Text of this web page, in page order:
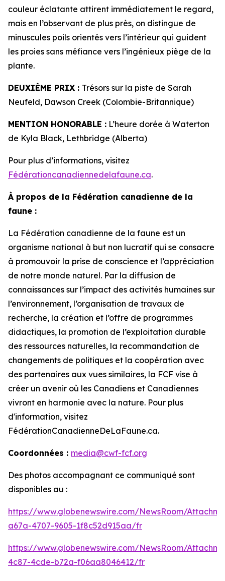
couleur éclatante attirent immédiatement le regard,
mais en l’observant de plus près, on distingue de
minuscules poils orientés vers l’intérieur qui guident
les proies sans méfiance vers l’ingénieux piège de la
plante.
DEUXIÈME PRIX : Trésors sur la piste de Sarah
Neufeld, Dawson Creek (Colombie-Britannique)
MENTION HONORABLE : L’heure dorée à Waterton
de Kyla Black, Lethbridge (Alberta)
Pour plus d’informations, visitez
Fédérationcanadiennedelafaune.ca.
À propos de la Fédération canadienne de la
faune :
La Fédération canadienne de la faune est un
organisme national à but non lucratif qui se consacre
à promouvoir la prise de conscience et l’appréciation
de notre monde naturel. Par la diffusion de
connaissances sur l’impact des activités humaines sur
l’environnement, l’organisation de travaux de
recherche, la création et l’offre de programmes
didactiques, la promotion de l’exploitation durable
des ressources naturelles, la recommandation de
changements de politiques et la coopération avec
des partenaires aux vues similaires, la FCF vise à
créer un avenir où les Canadiens et Canadiennes
vivront en harmonie avec la nature. Pour plus
d'information, visitez
FédérationCanadienneDeLaFaune.ca.
Coordonnées : media@cwf-fcf.org
Des photos accompagnant ce communiqué sont
disponibles au :
https://www.globenewswire.com/NewsRoom/
a67a-4707-9605-1f8c52d915aa/fr
https://www.globenewswire.com/NewsRoom/
4c87-4cde-b72a-f06aa8046412/fr